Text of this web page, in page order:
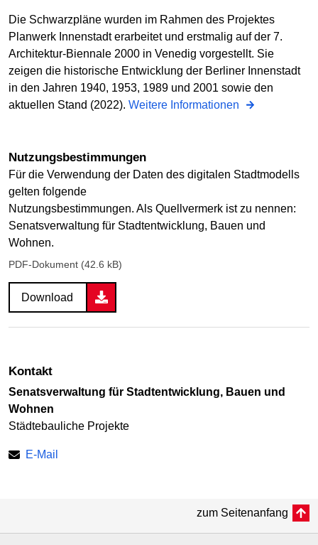
Die Schwarzpläne wurden im Rahmen des Projektes
Planwerk Innenstadt erarbeitet und erstmalig auf der 7.
Architektur-Biennale 2000 in Venedig vorgestellt. Sie
zeigen die historische Entwicklung der Berliner Innenstadt
in den Jahren 1940, 1953, 1989 und 2001 sowie den
aktuellen Stand (2022). Weitere Informationen
Nutzungs­bestimmungen
Für die Verwendung der Daten des digitalen Stadtmodells
gelten folgende
Nutzungs­bestimmungen. Als Quellvermerk ist zu nennen:
Senatsverwaltung für Stadtentwicklung, Bauen und
Wohnen.
PDF-Dokument (42.6 kB)
Download
Kontakt
Senatsverwaltung für Stadtent­wick­lung, Bauen und
Wohnen
Städtebauliche Projekte
E-Mail
zum Seitenanfang